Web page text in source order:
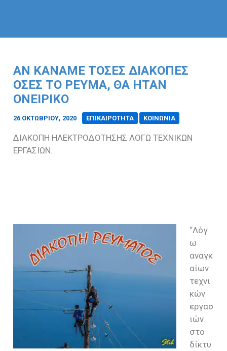
ΑΝ ΚΑΝΑΜΕ ΤΟΣΕΣ ΔΙΑΚΟΠΕΣ
ΟΣΕΣ ΤΟ ΡΕΥΜΑ, ΘΑ ΗΤΑΝ
ΟΝΕΙΡΙΚΟ
26 ΟΚΤΩΒΡΊΟΥ, 2020 ΕΠΙΚΑΙΡΟΤΗΤΑ ΚΟΙΝΩΝΙΑ
ΔΙΑΚΟΠΗ ΗΛΕΚΤΡΟΔΟΤΗΣΗΣ ΛΟΓΩ ΤΕΧΝΙΚΩΝ
ΕΡΓΑΣΙΩΝ.
“Λόγ
ω
αναγκ
αίων
τεχνι
κών
εργασ
ιών
στο
δίκτυ